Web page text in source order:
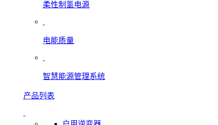
柔性制氢电源
电能质量
智慧能源管理系统
产品列表